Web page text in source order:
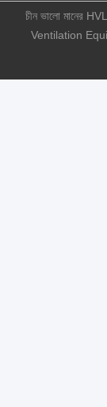
চীন ভালো মানের
Ventilation